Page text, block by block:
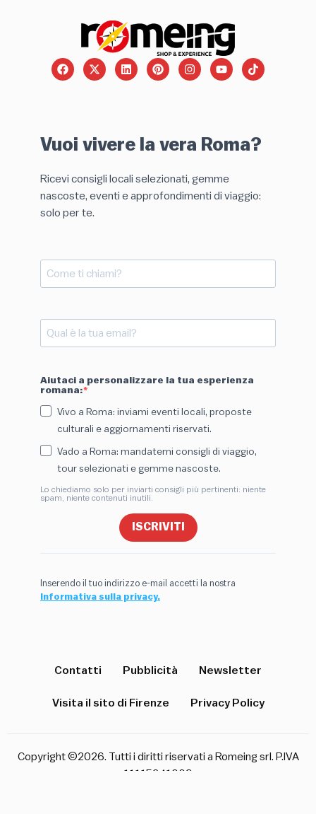
Vuoi vivere la vera Roma?
Ricevi consigli locali selezionati, gemme
nascoste, eventi e approfondimenti di viaggio:
solo per te.
Aiutaci a personalizzare la tua esperienza
romana:
Vivo a Roma: inviami eventi locali, proposte
culturali e aggiornamenti riservati.
Vado a Roma: mandatemi consigli di viaggio,
tour selezionati e gemme nascoste.
Lo chiediamo solo per inviarti consigli più pertinenti: niente
spam, niente contenuti inutili.
ISCRIVITI
Inserendo il tuo indirizzo e-mail accetti la nostra
Informativa sulla privacy.
Contatti Pubblicità Newsletter
Visita il sito di Firenze Privacy Policy
Copyright ©2026. Tutti i diritti riservati a Romeing srl. P.IVA
11115241009